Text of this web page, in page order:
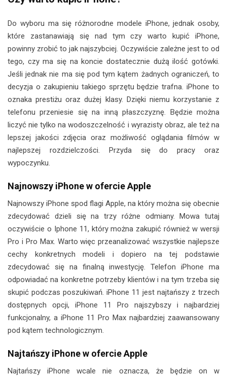
Do wyboru ma się różnorodne modele iPhone, jednak osoby,
które zastanawiają się nad tym czy warto kupić iPhone,
powinny zrobić to jak najszybciej. Oczywiście zależne jest to od
tego, czy ma się na koncie dostatecznie dużą ilość gotówki.
Jeśli jednak nie ma się pod tym kątem żadnych ograniczeń, to
decyzja o zakupieniu takiego sprzętu będzie trafna. iPhone to
oznaka prestiżu oraz dużej klasy. Dzięki niemu korzystanie z
telefonu przeniesie się na inną płaszczyznę. Będzie można
liczyć nie tylko na wodoszczelność i wyrazisty obraz, ale też na
lepszej jakości zdjęcia oraz możliwość oglądania filmów w
najlepszej rozdzielczości. Przyda się do pracy oraz
wypoczynku.
Najnowszy iPhone w ofercie Apple
Najnowszy iPhone spod flagi Apple, na który można się obecnie
zdecydować dzieli się na trzy różne odmiany. Mowa tutaj
oczywiście o Iphone 11, który można zakupić również w wersji
Pro i Pro Max. Warto więc przeanalizować wszystkie najlepsze
cechy konkretnych modeli i dopiero na tej podstawie
zdecydować się na finalną inwestycję. Telefon iPhone ma
odpowiadać na konkretne potrzeby klientów i na tym trzeba się
skupić podczas poszukiwań. iPhone 11 jest najtańszy z trzech
dostępnych opcji, iPhone 11 Pro najszybszy i najbardziej
funkcjonalny, a iPhone 11 Pro Max najbardziej zaawansowany
pod kątem technologicznym.
Najtańszy iPhone w ofercie Apple
Najtańszy iPhone wcale nie oznacza, że będzie on w